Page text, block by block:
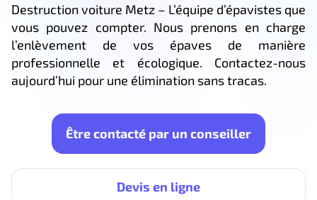
Destruction voiture Metz – L’équipe d’épavistes que
vous pouvez compter. Nous prenons en charge
l’enlèvement de vos épaves de manière
professionnelle et écologique. Contactez-nous
aujourd’hui pour une élimination sans tracas.
Être contacté par un conseiller
Devis en ligne